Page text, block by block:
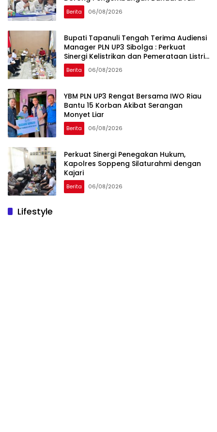
Tobing dan Pelabuhan Sibolga
Berita 06/08/2026
Bupati Tapanuli Tengah Terima Audiensi
Manager PLN UP3 Sibolga : Perkuat
Sinergi Kelistrikan dan Pemerataan Listrik
Desa
Berita 06/08/2026
YBM PLN UP3 Rengat Bersama IWO Riau
Bantu 15 Korban Akibat Serangan
Monyet Liar
Berita 06/08/2026
Perkuat Sinergi Penegakan Hukum,
Kapolres Soppeng Silaturahmi dengan
Kajari
Berita 06/08/2026
Lifestyle